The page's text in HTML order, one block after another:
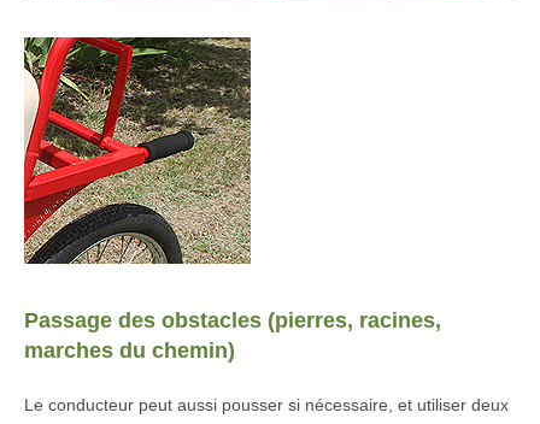
Passage des obstacles (pierres, racines,
marches du chemin)
Le conducteur peut aussi pousser si nécessaire, et utiliser deux